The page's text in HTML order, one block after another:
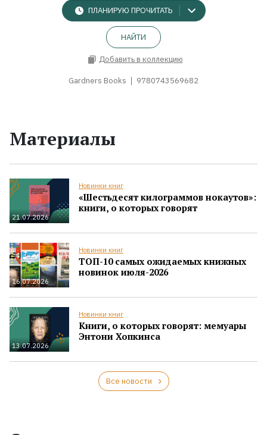
ПЛАНИРУЮ ПРОЧИТАТЬ
НАЙТИ
Добавить в коллекцию
Gardners Books 9780743569682
Материалы
21.07.2026
Новинки книг
«Шестьдесят килограммов нокаутов»:
книги, о которых говорят
16.07.2026
Новинки книг
ТОП-10 самых ожидаемых книжных
новинок июля-2026
13.07.2026
Новинки книг
Книги, о которых говорят: мемуары
Энтони Хопкинса
Все новости